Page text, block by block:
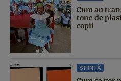
Cum au
tone de
copii
ȘTIINȚĂ